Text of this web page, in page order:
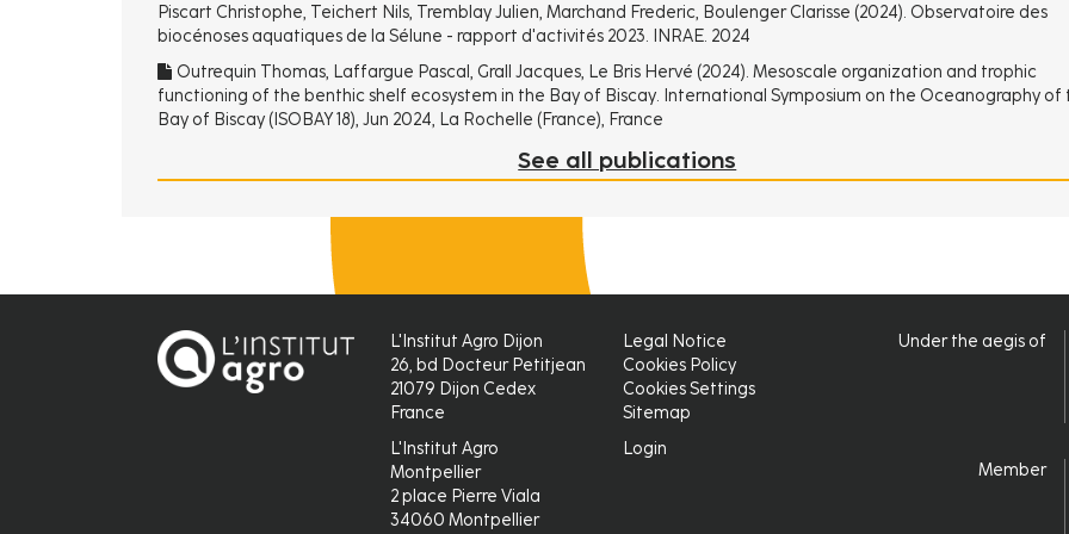
Piscart Christophe, Teichert Nils, Tremblay Julien, Marchand Frederic, Boulenger Clarisse (2024). Observatoire des
biocénoses aquatiques de la Sélune - rapport d'activités 2023. INRAE. 2024
Outrequin Thomas, Laffargue Pascal, Grall Jacques, Le Bris Hervé (2024). Mesoscale organization and trophic
functioning of the benthic shelf ecosystem in the Bay of Biscay. International Symposium on the Oceanography of
Bay of Biscay (ISOBAY 18), Jun 2024, La Rochelle (France), France
See all publications
L'Institut Agro Dijon
26, bd Docteur Petitjean
21079 Dijon Cedex
France
L'Institut Agro
Montpellier
2 place Pierre Viala
34060 Montpellier
Pied
de
page
Legal Notice
Cookies Policy
Cookies Settings
Sitemap
Login
Under the aegis of
Member